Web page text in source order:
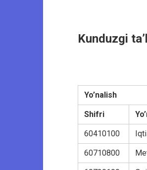
Kunduzgi
Yo’nalish
Shifri
60410100
60710800